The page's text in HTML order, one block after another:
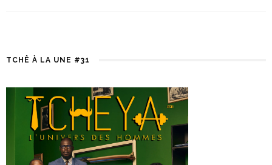
TCHÊ À LA UNE #31